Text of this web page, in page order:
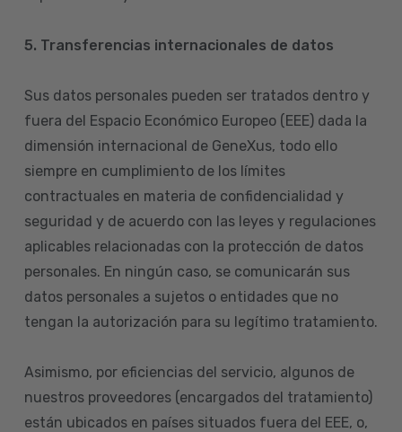
5. Transferencias internacionales de datos
Sus datos personales pueden ser tratados dentro y
fuera del Espacio Económico Europeo (EEE) dada la
dimensión internacional de GeneXus, todo ello
siempre en cumplimiento de los límites
contractuales en materia de confidencialidad y
seguridad y de acuerdo con las leyes y regulaciones
aplicables relacionadas con la protección de datos
personales. En ningún caso, se comunicarán sus
datos personales a sujetos o entidades que no
tengan la autorización para su legítimo tratamiento.
Asimismo, por eficiencias del servicio, algunos de
nuestros proveedores (encargados del tratamiento)
están ubicados en países situados fuera del EEE, o,